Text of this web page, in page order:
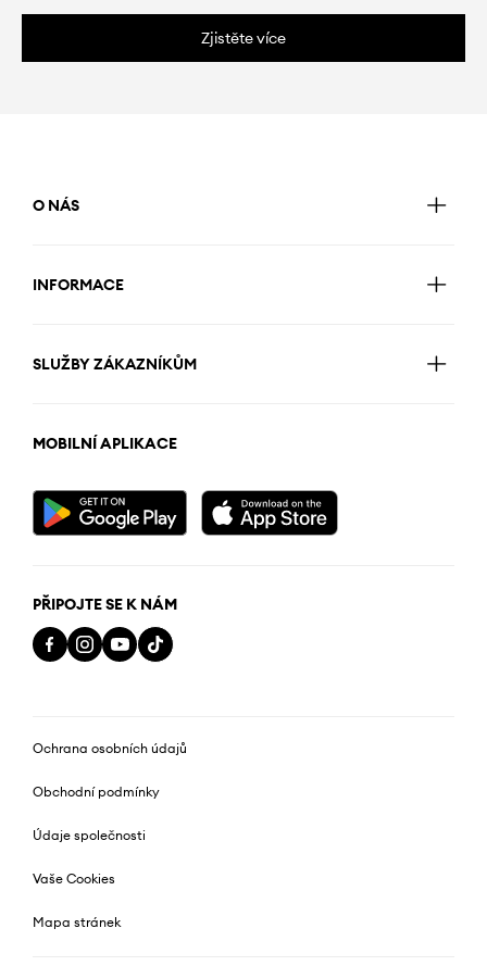
Zjistěte více
O NÁS
INFORMACE
SLUŽBY ZÁKAZNÍKŮM
MOBILNÍ APLIKACE
PŘIPOJTE SE K NÁM
Ochrana osobních údajů
Obchodní podmínky
Údaje společnosti
Vaše Cookies
Mapa stránek